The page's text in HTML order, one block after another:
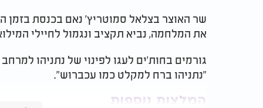
שר האוצר בצלאל סמוטריץ' נאם בכנסת בזמן
את המלחמה, נביא תקציב ונגמול לחיילי
גורמים בחות'ים לעגו לפינוי של נתניהו
"נתניהו ברח למקלט כמו עכברוש".
המלצות נוספות